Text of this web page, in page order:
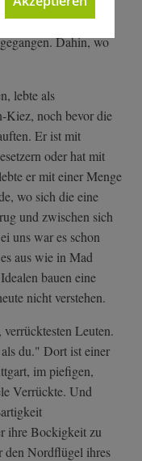
damals: Ich kann
Dahin, wo
lebte als
Kiez, noch bevor die
Er ist mit
oder hat mit
er mit einer Menge
wo sich die eine
und zwischen sich
uns war es schon
aus wie in Mad
bauen eine
nicht verstehen.
Leuten.
du." Dort ist einer
im piefigen,
Verrückte. Und
ihre Bockigkeit zu
den Nordflügel ihres